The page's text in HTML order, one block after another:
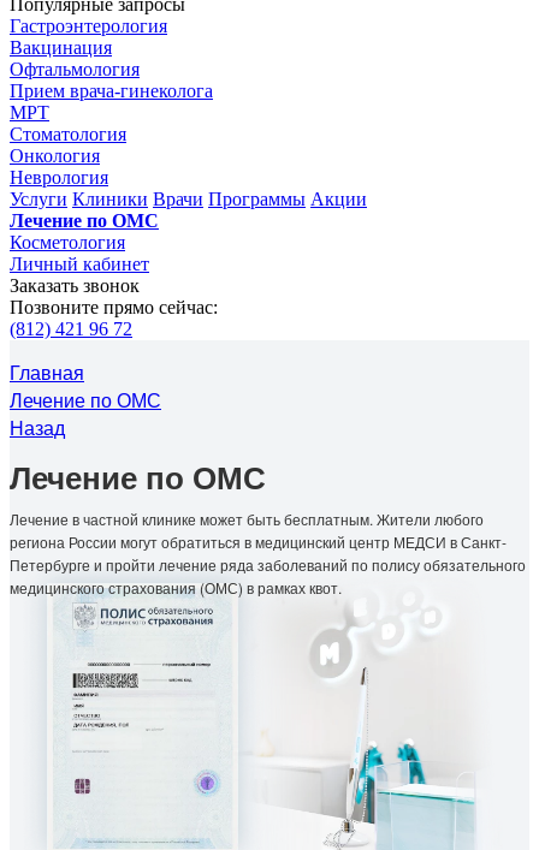
Популярные запросы
Гастроэнтерология
Вакцинация
Офтальмология
Прием врача-гинеколога
МРТ
Стоматология
Онкология
Неврология
Услуги Клиники Врачи Программы Акции
Лечение по ОМС
Косметология
Личный кабинет
Заказать звонок
Позвоните прямо сейчас:
(812) 421 96 72
Главная
Лечение по ОМС
Назад
Лечение по ОМС
Лечение в частной клинике может быть бесплатным. Жители любого
региона России могут обратиться в медицинский центр МЕДСИ в Санкт-
Петербурге и пройти лечение ряда заболеваний по полису обязательного
медицинского страхования (ОМС) в рамках квот.